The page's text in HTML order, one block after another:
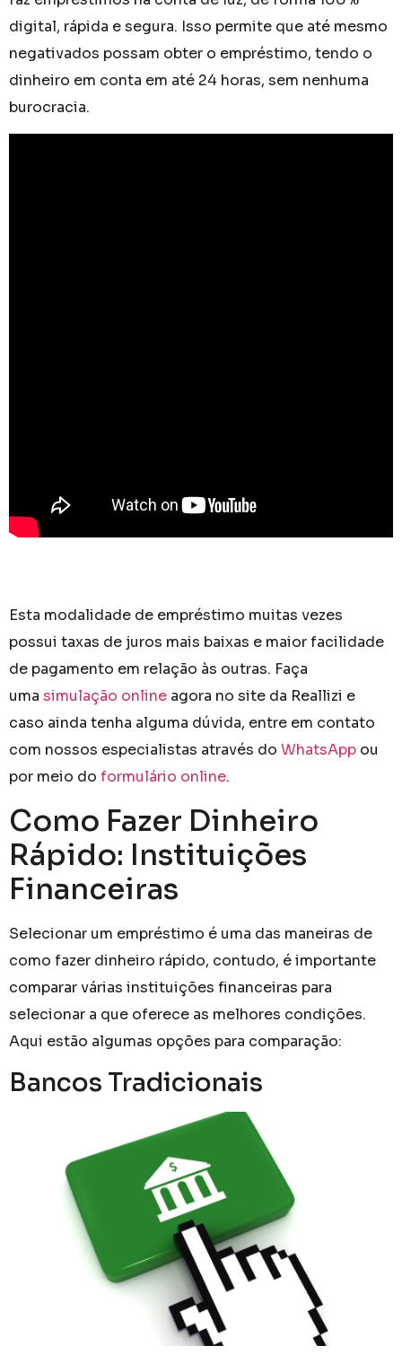
digital, rápida e segura. Isso permite que até mesmo
negativados possam obter o empréstimo, tendo o
dinheiro em conta em até 24 horas, sem nenhuma
burocracia.
Esta modalidade de empréstimo muitas vezes
possui taxas de juros mais baixas e maior facilidade
de pagamento em relação às outras. Faça
uma simulação online agora no site da Reallizi e
caso ainda tenha alguma dúvida, entre em contato
com nossos especialistas através do WhatsApp ou
por meio do formulário online.
Como Fazer Dinheiro
Rápido: Instituições
Financeiras
Selecionar um empréstimo é uma das maneiras de
como fazer dinheiro rápido, contudo, é importante
comparar várias instituições financeiras para
selecionar a que oferece as melhores condições.
Aqui estão algumas opções para comparação:
Bancos Tradicionais